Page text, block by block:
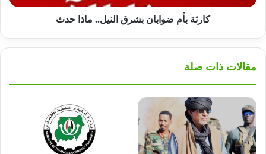
كارثة بأم ضوابان بشرق النيل.. ماذا حدث
مقالات ذات صلة